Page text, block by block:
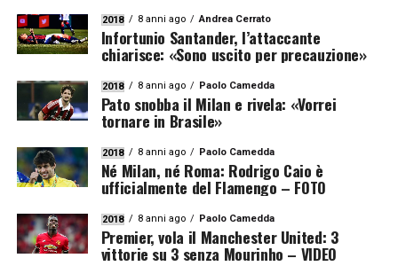
2018 8 anni ago Andrea Cerrato
Infortunio Santander, l’attaccante
chiarisce: «Sono uscito per precauzione»
2018 8 anni ago Paolo Camedda
Pato snobba il Milan e rivela: «Vorrei
tornare in Brasile»
2018 8 anni ago Paolo Camedda
Né Milan, né Roma: Rodrigo Caio è
ufficialmente del Flamengo – FOTO
2018 8 anni ago Paolo Camedda
Premier, vola il Manchester United: 3
vittorie su 3 senza Mourinho – VIDEO